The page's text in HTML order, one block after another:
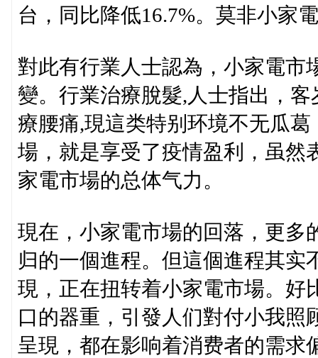
台，同比降低16.7%。莫非小家
對此有行業人士認為，小家電市
變。行業治療脫髮,人士指出，
療腰痛,現這类特别环境不无瓜
場，就是享受了疫情盈利，虽然
家電市場的总体气力。
現在，小家電市場的回落，更多
归的一個進程。但這個進程其实
現，正在扭转着小家電市場。好
口的器重，引發人们對付小我照
呈現，都在影响着消费者的需求